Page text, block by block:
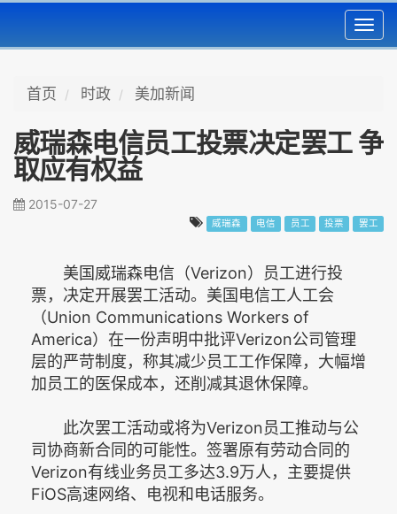
首页 时政 美加新闻
威瑞森电信员工投票决定罢工 争
取应有权益
2015-07-27
威瑞森 电信 员工 投票 罢工
美国威瑞森电信（Verizon）员工进行投
票，决定开展罢工活动。美国电信工人工会
（Union Communications Workers of
America）在一份声明中批评Verizon公司管理
层的严苛制度，称其减少员工工作保障，大幅增
加员工的医保成本，还削减其退休保障。
此次罢工活动或将为Verizon员工推动与公
司协商新合同的可能性。签署原有劳动合同的
Verizon有线业务员工多达3.9万人，主要提供
FiOS高速网络、电视和电话服务。